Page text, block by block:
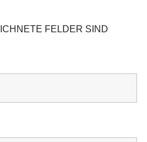
FELDER SIND